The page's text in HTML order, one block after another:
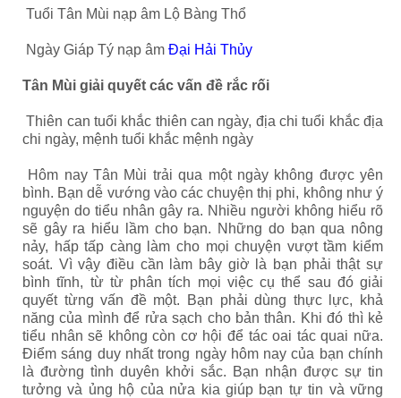
Tuổi Tân Mùi nạp âm Lộ Bàng Thổ
Ngày Giáp Tý nạp âm Đại Hải Thủy
Tân Mùi giải quyết các vấn đề rắc rối
Thiên can tuổi khắc thiên can ngày, địa chi tuổi khắc địa
chi ngày, mệnh tuổi khắc mệnh ngày
Hôm nay Tân Mùi trải qua một ngày không được yên
bình. Bạn dễ vướng vào các chuyện thị phi, không như ý
nguyện do tiểu nhân gây ra. Nhiều người không hiểu rõ
sẽ gây ra hiểu lầm cho bạn. Những do bạn qua nông
nảy, hấp tấp càng làm cho mọi chuyện vượt tầm kiểm
soát. Vì vậy điều cần làm bây giờ là bạn phải thật sự
bình tĩnh, từ từ phân tích mọi việc cụ thể sau đó giải
quyết từng vấn đề một. Bạn phải dùng thực lực, khả
năng của mình để rửa sạch cho bản thân. Khi đó thì kẻ
tiểu nhân sẽ không còn cơ hội để tác oai tác quai nữa.
Điểm sáng duy nhất trong ngày hôm nay của bạn chính
là đường tình duyên khởi sắc. Bạn nhận được sự tin
tưởng và ủng hộ của nửa kia giúp bạn tự tin và vững